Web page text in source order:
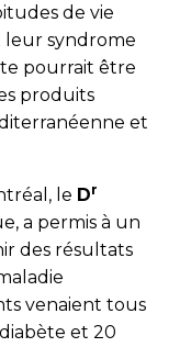
de vie
syndrome
pourrait être
produits
et
le Dr
a permis à un
des résultats
venaient tous
et 20